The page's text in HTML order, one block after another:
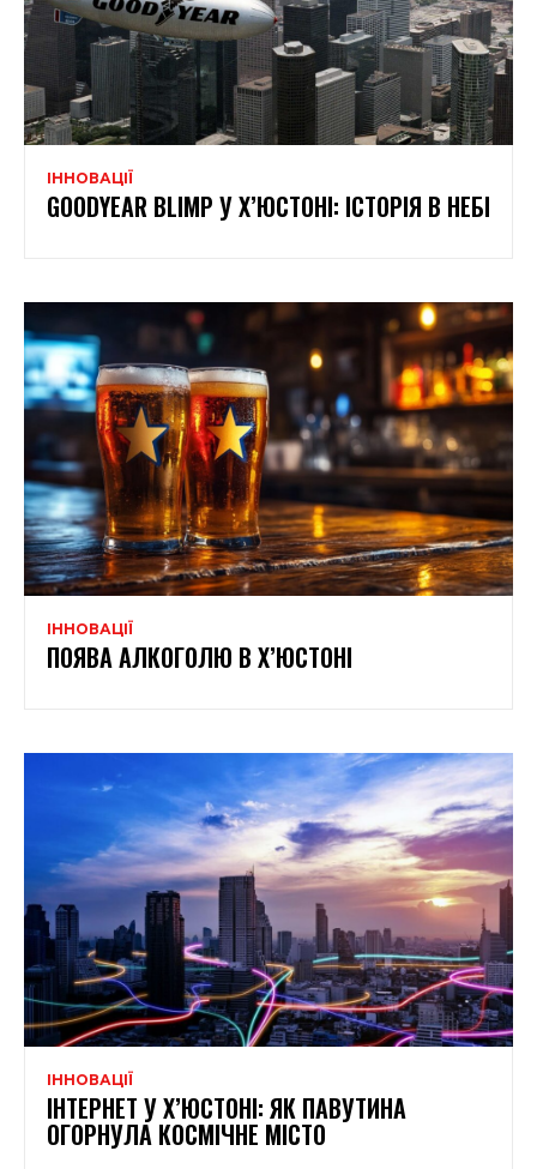
ІННОВАЦІЇ
GOODYEAR BLIMP У Х’ЮСТОНІ: ІСТОРІЯ В НЕБІ
ІННОВАЦІЇ
ПОЯВА АЛКОГОЛЮ В Х’ЮСТОНІ
ІННОВАЦІЇ
ІНТЕРНЕТ У Х’ЮСТОНІ: ЯК ПАВУТИНА
ОГОРНУЛА КОСМІЧНЕ МІСТО